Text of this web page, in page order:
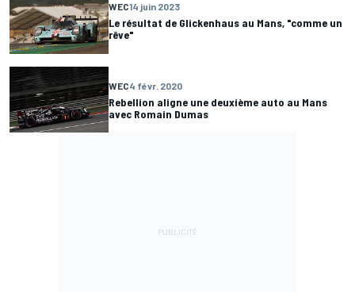
WEC14 juin 2023
Le résultat de Glickenhaus au Mans, "comme un
rêve"
WEC4 févr. 2020
Rebellion aligne une deuxième auto au Mans
avec Romain Dumas